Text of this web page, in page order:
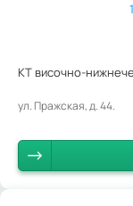
КТ височно-
ул. Пражская, д. 44.